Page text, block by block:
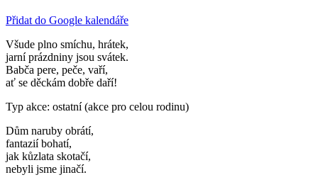
Přidat do Google kalendáře
Všude plno smíchu, hrátek,
jarní prázdniny jsou svátek.
Babča pere, peče, vaří,
ať se děckám dobře daří!
Typ akce: ostatní (akce pro celou rodinu)
Dům naruby obrátí,
fantazií bohatí,
jak kůzlata skotačí,
nebyli jsme jinačí.